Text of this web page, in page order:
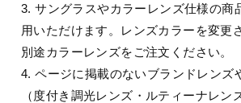
3. サングラスやカラーレンズ仕様の商
用いただけます。レンズカラーを変更
別途カラーレンズをご注文ください。
4. ページに掲載のないブランドレンズ
（度付き調光レンズ・ルティーナレン